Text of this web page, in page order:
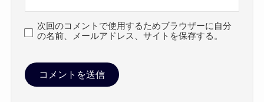
次回のコメントで使用するためブラウザーに自分
の名前、メールアドレス、サイトを保存する。